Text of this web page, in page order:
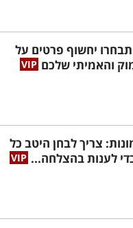
תבחרו יחשוף פרטים על
והאמיתי שלכם
צריך לבחן היטב כל
לענות בהצלחה...